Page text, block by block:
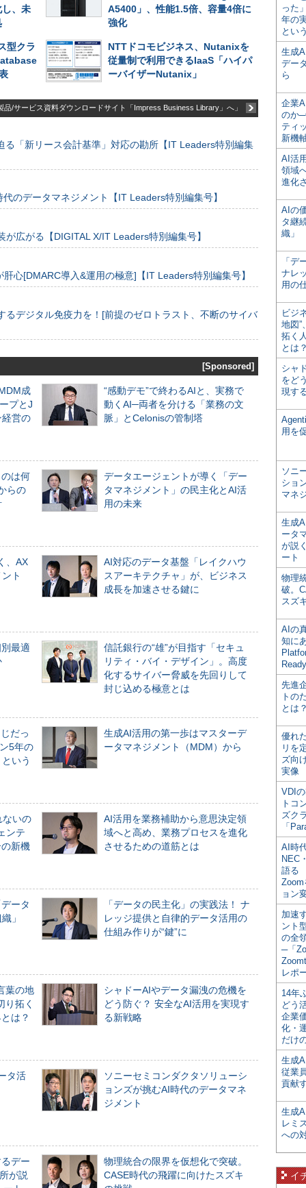
、未
A5400」、性能1.5倍、容量4倍に
強化
型クラ
NTTドコモビジネス、Nutanixを
従量制で利用できるIaaS「ハイパ
ーバイザーNutanix」
品/サービス資料ダウンロードサイト「Impress Business Library」へ」
「新リース会計基準」対応の勘所【IT Leaders特別編集
のデータマネジメント【IT Leaders特別編集号】
広がる【DIGITAL X/IT Leaders特別編集号】
心[DMARC導入&運用の極意]【IT Leaders特別編集号】
デジタル免疫力を！[前提のゼロトラスト、不断のサイバ
[Sponsored]
成
プとJ
営の
“感動デモ”で終わるAIと、実務で
動くAI─両者を分ける「業務の文
脈」とCelonisの管制塔
は何
らの
データエージェントが導く「デー
タマネジメント」の民主化とAI活
用の未来
、AX
ト
AI対応のデータ基盤「レイクハウ
スアーキテクチャ」が、ビジネス
成長を加速させる鍵に
最適
信託銀行の“雄”が目指す「セキュ
リティ・バイ・デザイン」。高度
化するサイバー脅威を先回りして
封じ込める極意とは
だっ
5年の
いう
生成AI活用の第一歩はマスターデ
ータマネジメント（MDM）から
ないの
ンテ
新機
AI活用を業務補助から意思決定領
域へと高め、業務プロセスを進化
させるための道筋とは
ータ
」
「データの民主化」の実践法！ ナ
レッジ提供と自律的データ活用の
仕組み作りが“鍵”に
葉の地
り拓く
は？
シャドーAIやデータ漏洩の危機を
どう防ぐ？ 安全なAI活用を実現す
る新戦略
タ活
ソニーセミコンダクタソリューシ
ョンズが挑むAI時代のデータマネ
ジメント
デー
が説
物理統合の限界を仮想化で突破。
CASE時代の飛躍に向けたスズキ
った
年の
とい
生成
デー
ら
企業
のか
ティ
新機
AI活
領域
進化
AIの
タ継
織」
「デ
ナレ
用の
ビジ
地図”
拓く
とは
シャ
をど
現す
用を
ソニ
ショ
マネ
生成
ータ
が説
ート
物理
破。
スズ
AIの
知に
先進
トの
とは
優れ
リを
ズ向
実像
VDI
トコ
ズク
「
AI時
NEC
語る
ョン
加速
ント
の全
─「
レポ
14年
どう
企業
化・
だけ
生成
従業
貢献
生成
レミ
への
イ